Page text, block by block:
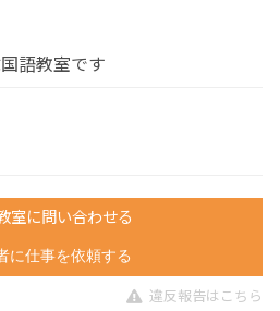
語教室です
室に問い合わせる
に仕事を依頼する
違反報告はこちら